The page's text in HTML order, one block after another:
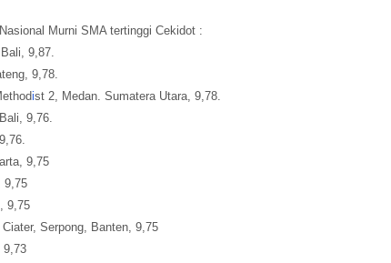
Murni SMA tertinggi Cekidot :
9,87.
9,78.
ist 2, Medan. Sumatera Utara, 9,78.
9,76.
9,75
9,75
9,75
Serpong, Banten, 9,75
9,73